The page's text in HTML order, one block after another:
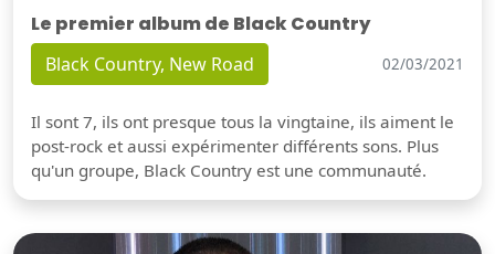
Le premier album de Black Country
Black Country, New Road 02/03/2021
Il sont 7, ils ont presque tous la vingtaine, ils aiment le
post-rock et aussi expérimenter différents sons. Plus
qu'un groupe, Black Country est une communauté.